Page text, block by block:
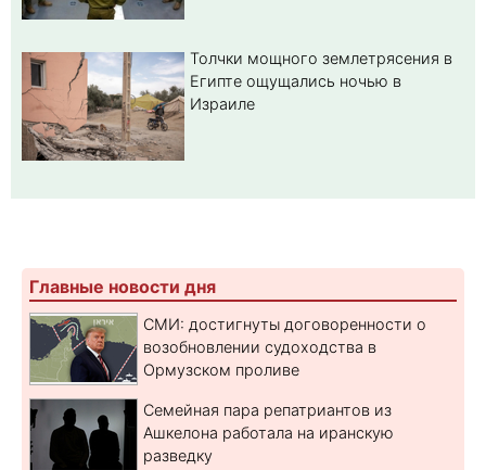
Толчки мощного землетрясения в
Египте ощущались ночью в
Израиле
Главные новости дня
СМИ: достигнуты договоренности о
возобновлении судоходства в
Ормузском проливе
Семейная пара репатриантов из
Ашкелона работала на иранскую
разведку